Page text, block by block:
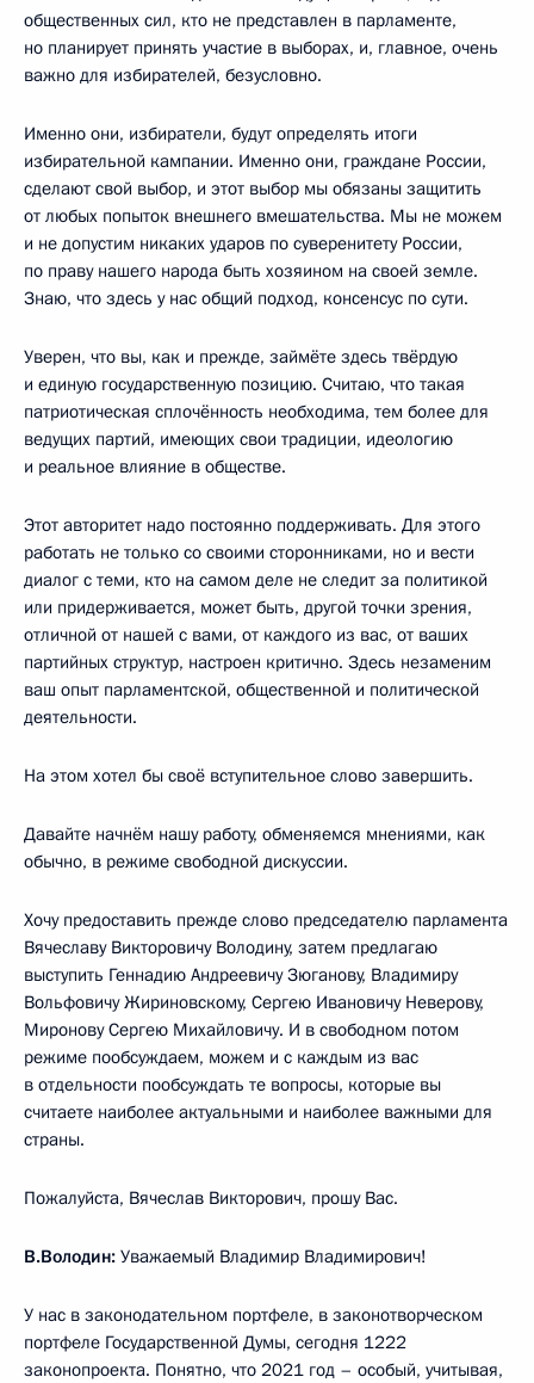
общественных сил, кто не представлен в парламенте,
но планирует принять участие в выборах, и, главное, очень
важно для избирателей, безусловно.
Именно они, избиратели, будут определять итоги
избирательной кампании. Именно они, граждане России,
сделают свой выбор, и этот выбор мы обязаны защитить
от любых попыток внешнего вмешательства. Мы не можем
и не допустим никаких ударов по суверенитету России,
по праву нашего народа быть хозяином на своей земле.
Знаю, что здесь у нас общий подход, консенсус по сути.
Уверен, что вы, как и прежде, займёте здесь твёрдую
и единую государственную позицию. Считаю, что такая
патриотическая сплочённость необходима, тем более для
ведущих партий, имеющих свои традиции, идеологию
и реальное влияние в обществе.
Этот авторитет надо постоянно поддерживать. Для этого
работать не только со своими сторонниками, но и вести
диалог с теми, кто на самом деле не следит за политикой
или придерживается, может быть, другой точки зрения,
отличной от нашей с вами, от каждого из вас, от ваших
партийных структур, настроен критично. Здесь незаменим
ваш опыт парламентской, общественной и политической
деятельности.
На этом хотел бы своё вступительное слово завершить.
Давайте начнём нашу работу, обменяемся мнениями, как
обычно, в режиме свободной дискуссии.
Хочу предоставить прежде слово председателю парламента
Вячеславу Викторовичу Володину, затем предлагаю
выступить Геннадию Андреевичу Зюганову, Владимиру
Вольфовичу Жириновскому, Сергею Ивановичу Неверову,
Миронову Сергею Михайловичу. И в свободном потом
режиме пообсуждаем, можем и с каждым из вас
в отдельности пообсуждать те вопросы, которые вы
считаете наиболее актуальными и наиболее важными для
страны.
Пожалуйста, Вячеслав Викторович, прошу Вас.
В.Володин: Уважаемый Владимир Владимирович!
У нас в законодательном портфеле, в законотворческом
портфеле Государственной Думы, сегодня 1222
законопроекта. Понятно, что 2021 год – особый, учитывая,